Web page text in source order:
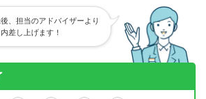
、担当のアドバイザーより
差し上げます！